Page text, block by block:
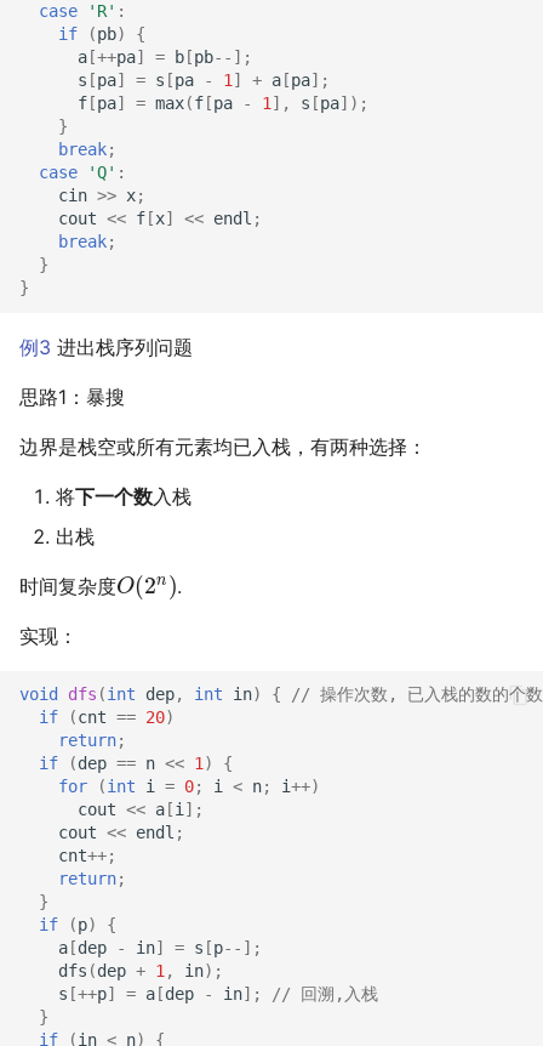
case
'R' :
if
(pb)
{
a [++pa] = b [pb-- ];
s [pa] = s [pa - 1] + a [pa];
f [pa] = max(f [pa - 1], s [pa]);
}
break;
case
'Q' :
cin >> x;
cout << f [x] << endl ;
break;
}
}
例3 进出栈序列问题
思路1：暴搜
边界是栈空或所有元素均已入栈，有两种选择：
将下一个数入栈
出栈
时间复杂度 O(2n) .
实现：
void dfs (int dep, int in) {
// 操作次数, 已入栈的数的个数
if
(cnt == 20)
return;
if
(dep == n << 1)
{
for
(int i = 0; i < n; i++)
cout << a [i];
cout << endl ;
cnt++;
return;
}
if
(p)
{
a [dep - in] = s [p-- ];
dfs (dep + 1, in);
s [++p] = a [dep - in];
// 回溯,入栈
}
if
(in < n) {